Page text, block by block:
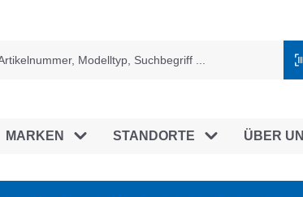
MARKEN STANDORTE ÜBER